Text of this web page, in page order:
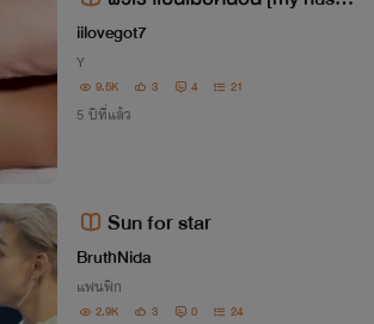
nd = your wife]
iilovegot7
Y
9.5K 3 4 21
5 ปีที่แล้ว
Sun for star
BruthNida
แฟนฟิก
2.9K 3 0 24